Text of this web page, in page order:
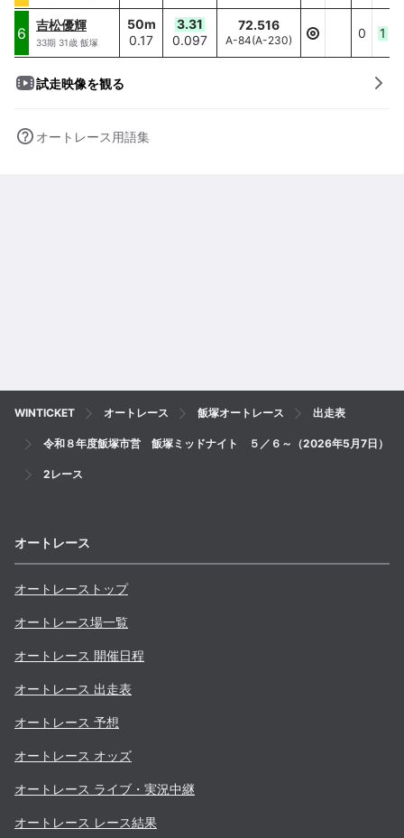
6 吉松優輝
50m/ 0.17
6 吉松優輝
33期 31歳 飯塚
50m
0.17
3.31
0.097
72.516
A-84(A-230) 0 1
試走映像を観る
オートレース用語集
WINTICKET オートレース 飯塚オートレース 出走表
令和８年度飯塚市営 飯塚ミッドナイト ５／６～（2026年5月7日）
2レース
オートレース
オートレーストップ
オートレース場一覧
オートレース 開催日程
オートレース 出走表
オートレース 予想
オートレース オッズ
オートレース ライブ・実況中継
オートレース レース結果